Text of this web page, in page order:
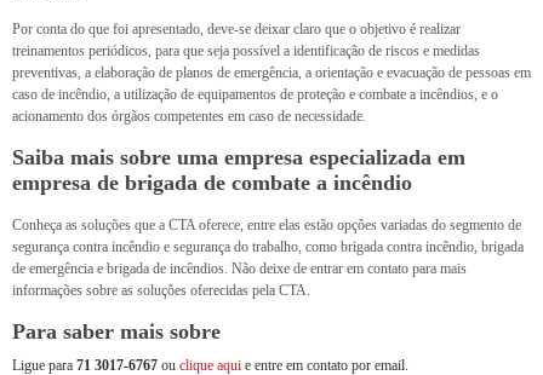
Por conta do que foi apresentado, deve-se deixar claro que o objetivo é realizar
treinamentos periódicos, para que seja possível a identificação de riscos e medidas
preventivas, a elaboração de planos de emergência, a orientação e evacuação de pessoas em
caso de incêndio, a utilização de equipamentos de proteção e combate a incêndios, e o
acionamento dos órgãos competentes em caso de necessidade.
Saiba mais sobre uma empresa especializada em
empresa de brigada de combate a incêndio
Conheça as soluções que a CTA oferece, entre elas estão opções variadas do segmento de
segurança contra incêndio e segurança do trabalho, como brigada contra incêndio, brigada
de emergência e brigada de incêndios. Não deixe de entrar em contato para mais
informações sobre as soluções oferecidas pela CTA.
Para saber mais sobre
Ligue para 71 3017-6767 ou clique aqui e entre em contato por email.